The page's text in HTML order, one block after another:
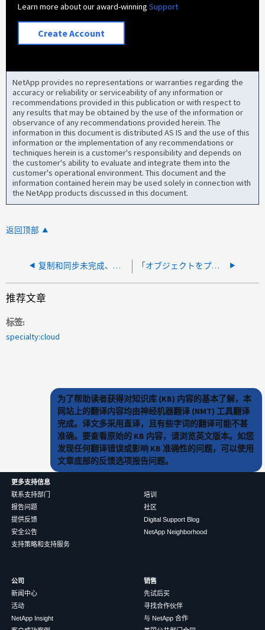
Learn more about our award-winningSupport
Create Account
NetApp provides no representations or warranties regarding the
accuracy or reliability or serviceability of any information or
recommendations provided in this publication or with respect to
any results that may be obtained by the use of the information or
observance of any recommendations provided herein. The
information in this document is distributed AS IS and the use of this
information or the implementation of any recommendations or
techniques herein is a customer's responsibility and depends on
the customer's ability to evaluate and integrate them into the
customer's operational environment. This document and the
information contained herein may be used solely in connection with
the NetApp products discussed in this document.
返回顶部
复制和同步未完成、并且在源和目标之间复制的数据大小存在差异 「オブジェクトをプリミティブ値に変換できません」というエラーが表示されて、関係のコピーと同期が失敗する
推荐文章
标签
specialty:cloud
为了帮助读者获得对知识库 (KB) 内容的基本了解，本
网站上的翻译内容均由神经机器翻译 (NMT) 工具翻译
完成。译文多采用直译，且有些字词的翻译可能不甚
准确。要查看原始的 KB 内容，请浏览英文版本。如您
发现任何翻译错误或影响 KB 准确性的问题，可以使用
文章底部的反馈选项报告问题。
更多支持信息
联系支持部门
报告问题
提供反馈
安全公告
支持策略和支持服务
培训
社区
Digital Support Blog
NetApp Neighborhood
公司
新闻中心
活动
NetApp Insight
销售
先试后买
寻找合作伙伴
与 NetApp 合作